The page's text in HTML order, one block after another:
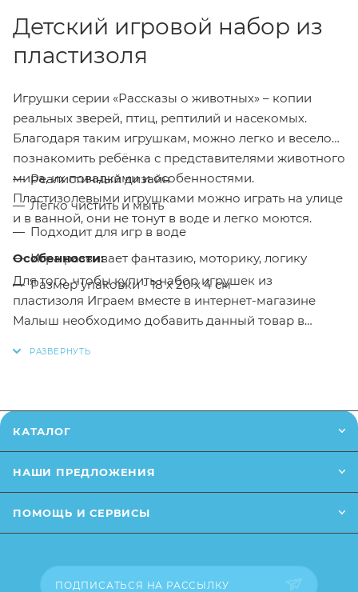
Детский игровой набор из
пластизоля
Игрушки серии «Рассказы о животных» – копии
реальных зверей, птиц, рептилий и насекомых.
Благодаря таким игрушкам, можно легко и весело
познакомить ребёнка с представителями животного
мира, их повадками и особенностями.
Пластизолевыми игрушками можно играть на улице
и в ванной, они не тонут в воде и легко моются.
Особенности:
Реалистичный дизайн
Легко чистить и мыть
Подходит для игр в воде
Игра развивает фантазию, моторику, логику
Размер упаковки - 18 х 20 х 4 см
Для того, чтобы купить набор игрушек из
пластизоля Играем вместе в интернет-магазине
Малыш необходимо добавить данный товар в
от описания и изображения, размещенного на
изменения в дизайне или упаковке и т.д., не
товара), при этом основные потребительские
КАТАЛОГ
НАШИ ПРЕДЛОЖЕНИЯ
ПОМОЩЬ И СЕРВИСЫ
ПОДПИСАТЬСЯ НА РАССЫЛКУ